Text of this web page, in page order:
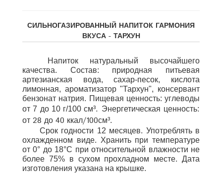
СИЛЬНОГАЗИРОВАННЫЙ НАПИТОК ГАРМОНИЯ
ВКУСА - ТАРХУН
Напиток натуральный высочайшего
качества. Состав: природная питьевая
артезианская вода, сахар-песок, кислота
лимонная, ароматизатор "Тархун", консервант
бензонат натрия. Пищевая ценность: углеводы
от 7 до 10 г/100 см³. Энергетическая ценность:
от 28 до 40 ккал/100см³.
Срок годности 12 месяцев. Употреблять в
охлажденном виде. Хранить при температуре
от0° до 18°С при относительной влажности не
более 75% в сухом прохладном месте. Дата
изготовления указана на крышке.